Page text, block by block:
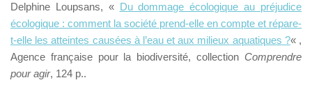
Delphine Loupsans, « Du dommage écologique au préjudice
écologique : comment la société prend-elle en compte et répare-
t-elle les atteintes causées à l’eau et aux milieux aquatiques ?« ,
Agence française pour la biodiversité, collection Comprendre
pour agir, 124 p..